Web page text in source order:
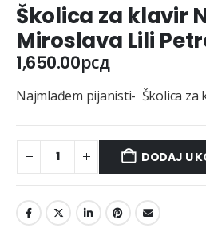
Školica za klavir
Miroslava Lili
1,650.00рсд
Najmlađem pijanisti- Školica za
DODAJ U